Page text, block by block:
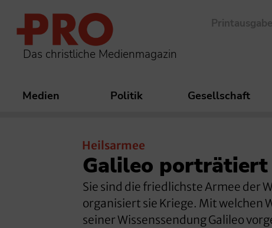
Das christliche Medienmagazin
Printausgabe
Medien Politik Gesellschaft
Heilsarmee
Galileo
Sie sind die friedlichste Armee der
organisiert sie Kriege. Mit welchen
seiner Wissenssendung Galileo